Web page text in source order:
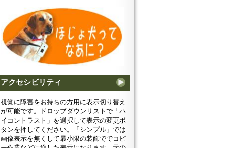
アクセシビリティ
視覚に障害をお持ちの方用に表示切り替え
が可能です。ドロップダウンリストで「ハ
イコントラスト」を選択して表示の変更ボ
タンを押してください。「シンプル」では
画像表示を無くして最小限の装飾ででコピ